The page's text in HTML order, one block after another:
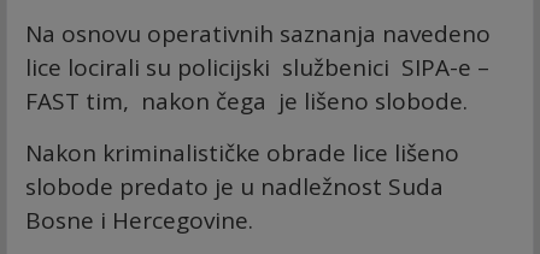
Na osnovu operativnih saznanja navedeno
lice locirali su policijski službenici SIPA-e –
FAST tim, nakon čega je lišeno slobode.
Nakon kriminalističke obrade lice lišeno
slobode predato je u nadležnost Suda
Bosne i Hercegovine.